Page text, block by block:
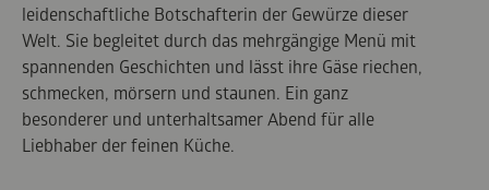
leidenschaftliche Botschafterin der Gewürze dieser
Welt. Sie begleitet durch das mehrgängige Menü mit
spannenden Geschichten und lässt ihre Gäse riechen,
schmecken, mörsern und staunen. Ein ganz
besonderer und unterhaltsamer Abend für alle
Liebhaber der feinen Küche.